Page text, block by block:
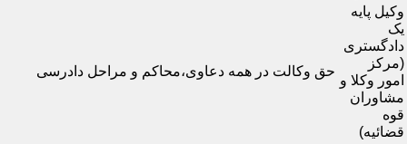
وکیل پایه
یک
دادگستری
(مرکز
امور وکلا و
مشاوران
قوه
قضائیه)
حق وکالت در همه دعاوی،محاکم و مراحل دادرسی